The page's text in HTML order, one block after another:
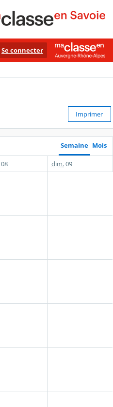
Se connecter
Imprimer
Semaine Mois
08 dim.09